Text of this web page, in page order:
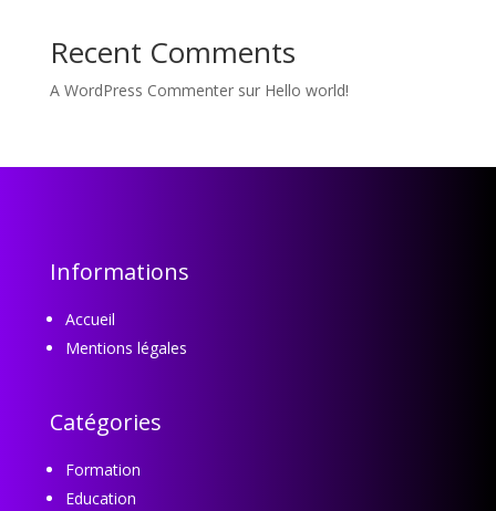
Recent Comments
A WordPress Commentersur Hello world!
Informations
Accueil
Mentions légales
Catégories
Formation
Education